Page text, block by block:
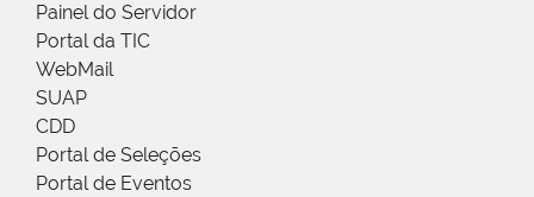
Painel do Servidor
Portal da TIC
WebMail
SUAP
CDD
Portal de Seleções
Portal de Eventos